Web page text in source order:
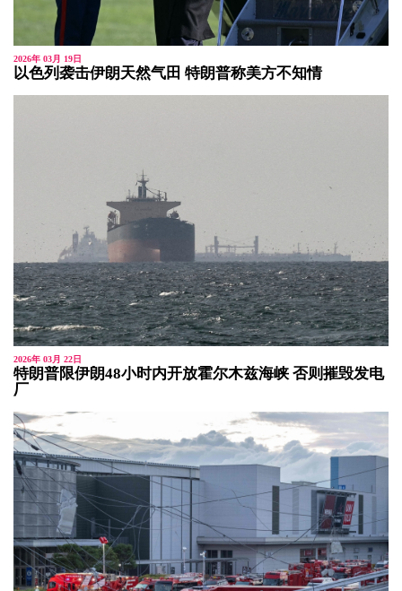
2026年 03月 19日
以色列袭击伊朗天然气田 特朗普称美方不知情
2026年 03月 22日
特朗普限伊朗48小时内开放霍尔木兹海峡 否则摧毁发电
厂